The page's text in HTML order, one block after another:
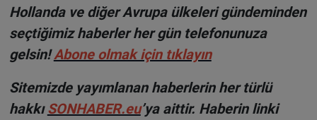
Hollanda ve diğer Avrupa ülkeleri gündeminden
seçtiğimiz haberler her gün telefonunuza
gelsin!Abone olmak için tıklayın
Sitemizde yayımlanan haberlerin her türlü
hakkıSONHABER.eu’ya aittir. Haberin linki